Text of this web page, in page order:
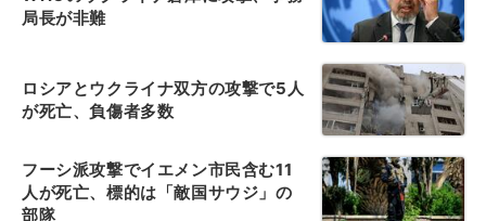
局長が非難
ロシアとウクライナ双方の攻撃で5人
が死亡、負傷者多数
フーシ派攻撃でイエメン市民含む11
人が死亡、標的は「敵国サウジ」の
部隊